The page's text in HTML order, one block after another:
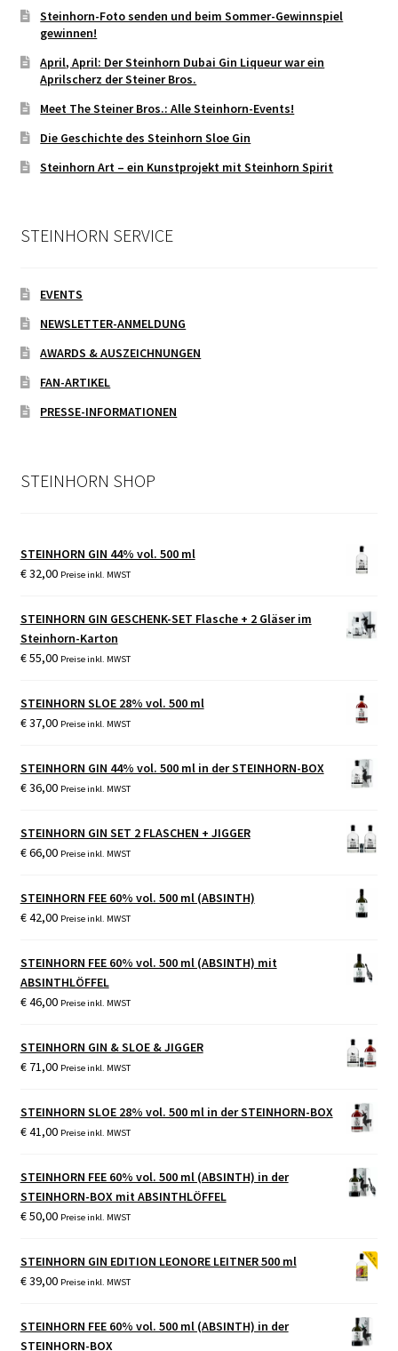
Steinhorn-Foto senden und beim Sommer-Gewinnspiel
gewinnen!
April, April: Der Steinhorn Dubai Gin Liqueur war ein
Aprilscherz der Steiner Bros.
Meet The Steiner Bros.: Alle Steinhorn-Events!
Die Geschichte des Steinhorn Sloe Gin
Steinhorn Art – ein Kunstprojekt mit Steinhorn Spirit
STEINHORN SERVICE
EVENTS
NEWSLETTER-ANMELDUNG
AWARDS & AUSZEICHNUNGEN
FAN-ARTIKEL
PRESSE-INFORMATIONEN
STEINHORN SHOP
STEINHORN GIN 44% vol. 500 ml
€32,00 Preise inkl. MWST
STEINHORN GIN GESCHENK-SET Flasche + 2 Gläser im
Steinhorn-Karton
€55,00 Preise inkl. MWST
STEINHORN SLOE 28% vol. 500 ml
€37,00 Preise inkl. MWST
STEINHORN GIN 44% vol. 500 ml in der STEINHORN-BOX
€36,00 Preise inkl. MWST
STEINHORN GIN SET 2 FLASCHEN + JIGGER
€66,00 Preise inkl. MWST
STEINHORN FEE 60% vol. 500 ml (ABSINTH)
€42,00 Preise inkl. MWST
STEINHORN FEE 60% vol. 500 ml (ABSINTH) mit
ABSINTHLÖFFEL
€46,00 Preise inkl. MWST
STEINHORN GIN & SLOE & JIGGER
€71,00 Preise inkl. MWST
STEINHORN SLOE 28% vol. 500 ml in der STEINHORN-BOX
€41,00 Preise inkl. MWST
STEINHORN FEE 60% vol. 500 ml (ABSINTH) in der
STEINHORN-BOX mit ABSINTHLÖFFEL
€50,00 Preise inkl. MWST
STEINHORN GIN EDITION LEONORE LEITNER 500 ml
€39,00 Preise inkl. MWST
STEINHORN FEE 60% vol. 500 ml (ABSINTH) in der
STEINHORN-BOX